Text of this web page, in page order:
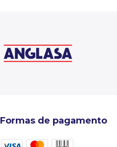
Formas de pagamento